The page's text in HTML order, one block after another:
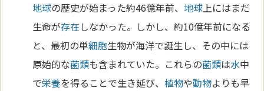
地球の歴史が始まった約46億年前、地球上にはまだ
生命が存在しなかった。しかし、約10億年前になる
と、最初の単細胞生物が海洋で誕生し、その中には
原始的な菌類も含まれていた。これらの菌類は水中
で栄養を得ることで生き延び、植物や動物よりも早